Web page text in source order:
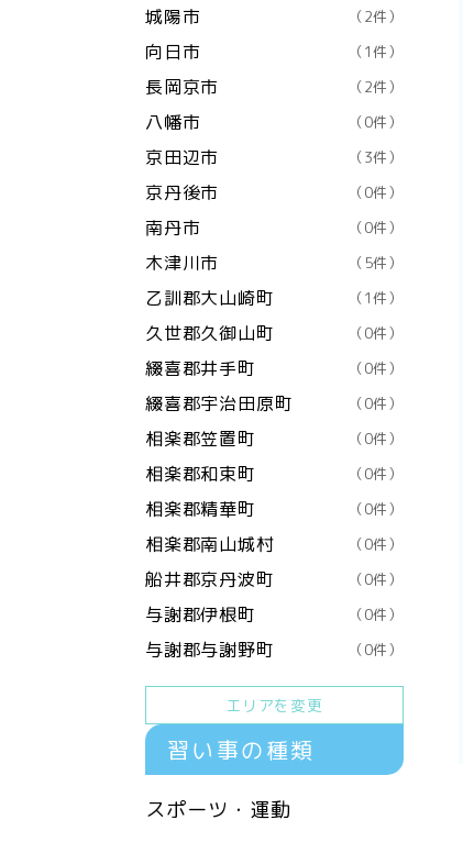
城陽市 （2件）
向日市 （1件）
長岡京市 （2件）
八幡市 （0件）
京田辺市 （3件）
京丹後市 （0件）
南丹市 （0件）
木津川市 （5件）
乙訓郡大山崎町 （1件）
久世郡久御山町 （0件）
綴喜郡井手町 （0件）
綴喜郡宇治田原町 （0件）
相楽郡笠置町 （0件）
相楽郡和束町 （0件）
相楽郡精華町 （0件）
相楽郡南山城村 （0件）
船井郡京丹波町 （0件）
与謝郡伊根町 （0件）
与謝郡与謝野町 （0件）
エリアを変更
習い事の種類
スポーツ・運動